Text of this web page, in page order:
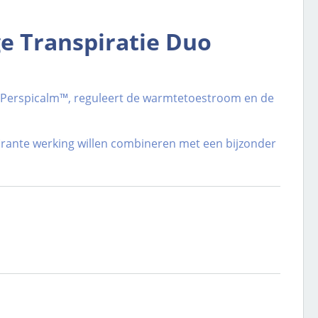
Transpiratie Duo
reguleert de warmtetoestroom en de
werking willen combineren met een bijzonder